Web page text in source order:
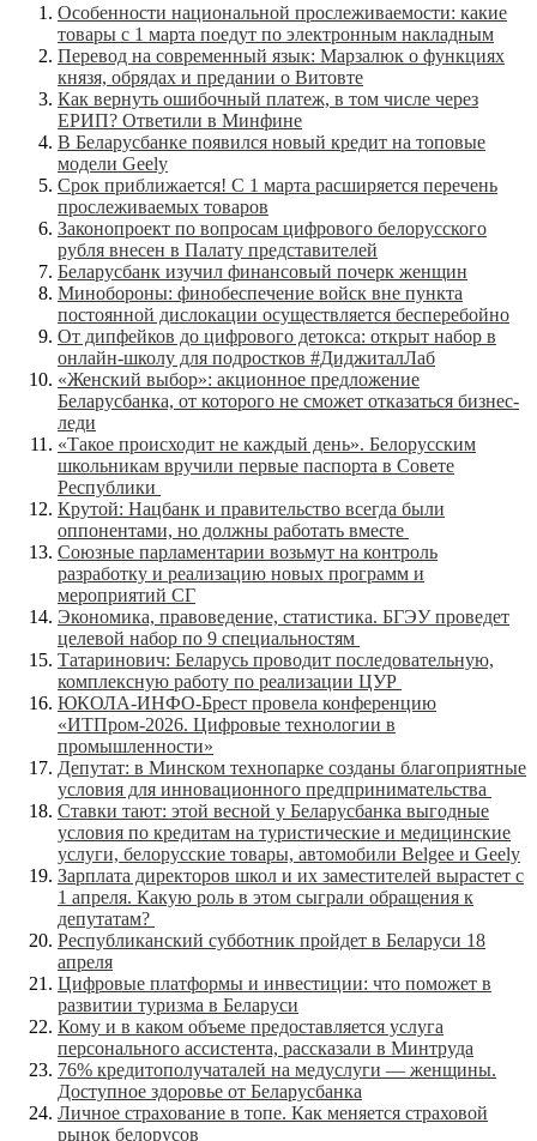
Особенности национальной прослеживаемости: какие
товары с 1 марта поедут по электронным накладным
Перевод на современный язык: Марзалюк о функциях
князя, обрядах и предании о Витовте
Как вернуть ошибочный платеж, в том числе через
ЕРИП? Ответили в Минфине
В Беларусбанке появился новый кредит на топовые
модели Geely
Срок приближается! С 1 марта расширяется перечень
прослеживаемых товаров
Законопроект по вопросам цифрового белорусского
рубля внесен в Палату представителей
Беларусбанк изучил финансовый почерк женщин
Минобороны: финобеспечение войск вне пункта
постоянной дислокации осуществляется бесперебойно
От дипфейков до цифрового детокса: открыт набор в
онлайн-школу для подростков #ДиджиталЛаб
«Женский выбор»: акционное предложение
Беларусбанка, от которого не сможет отказаться бизнес-
леди
«Такое происходит не каждый день». Белорусским
школьникам вручили первые паспорта в Совете
Республики
Крутой: Нацбанк и правительство всегда были
оппонентами, но должны работать вместе
Союзные парламентарии возьмут на контроль
разработку и реализацию новых программ и
мероприятий СГ
Экономика, правоведение, статистика. БГЭУ проведет
целевой набор по 9 специальностям
Татаринович: Беларусь проводит последовательную,
комплексную работу по реализации ЦУР
ЮКОЛА-ИНФО-Брест провела конференцию
«ИТПром-2026. Цифровые технологии в
промышленности»
Депутат: в Минском технопарке созданы благоприятные
условия для инновационного предпринимательства
Ставки тают: этой весной у Беларусбанка выгодные
условия по кредитам на туристические и медицинские
услуги, белорусские товары, автомобили Belgee и Geely
Зарплата директоров школ и их заместителей вырастет с
1 апреля. Какую роль в этом сыграли обращения к
депутатам?
Республиканский субботник пройдет в Беларуси 18
апреля
Цифровые платформы и инвестиции: что поможет в
развитии туризма в Беларуси
Кому и в каком объеме предоставляется услуга
персонального ассистента, рассказали в Минтруда
76% кредитополучаталей на медуслуги — женщины.
Доступное здоровье от Беларусбанка
Личное страхование в топе. Как меняется страховой
рынок белорусов